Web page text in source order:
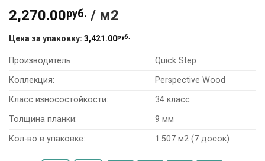
2,270.00руб. / м2
Цена за упаковку: 3,421.00руб.
Производитель:
Quick Step
Коллекция:
Perspective Wood
Класс износостойкости:
34 класс
Толщина планки:
9 мм
Кол-во в упаковке:
1.507 м2 (7 досок)